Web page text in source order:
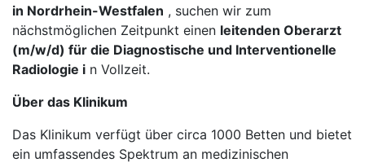
in Nordrhein-Westfalen , suchen wir zum
nächstmöglichen Zeitpunkt einen leitenden Oberarzt
(m/w/d) für die Diagnostische und Interventionelle
Radiologie i n Vollzeit.
Über das Klinikum
Das Klinikum verfügt über circa 1000 Betten und bietet
ein umfassendes Spektrum an medizinischen